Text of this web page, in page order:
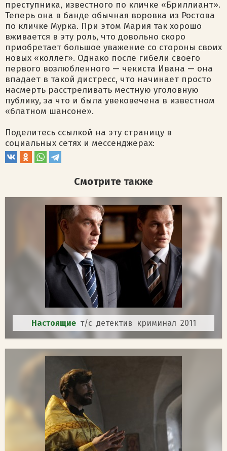
преступника, известного по кличке «Бриллиант».
Теперь она в банде обычная воровка из Ростова
по кличке Мурка. При этом Мария так хорошо
вживается в эту роль, что довольно скоро
приобретает большое уважение со стороны своих
новых «коллег». Однако после гибели своего
первого возлюбленного — чекиста Ивана — она
впадает в такой дистресс, что начинает просто
насмерть расстреливать местную уголовную
публику, за что и была увековечена в известном
«блатном шансоне».
Поделитесь ссылкой на эту страницу в
социальных сетях и мессенджерах:
Смотрите также
Настоящие т/с детектив криминал 2011